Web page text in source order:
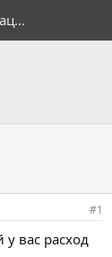
Регистрация
#1
вас расход